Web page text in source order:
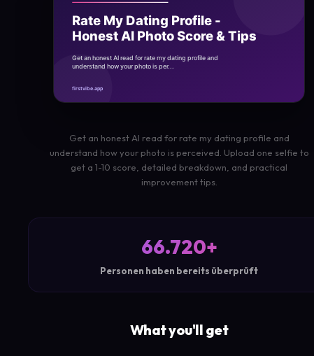
Get an honest AI read for rate my dating profile and
understand how your photo is perceived. Upload one selfie to
get a 1-10 score, detailed breakdown, and practical
improvement tips.
66.720+
Personen haben bereits überprüft
What you'll get